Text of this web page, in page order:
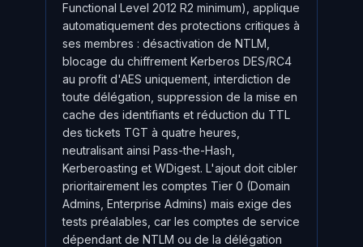
Functional Level 2012 R2 minimum), applique
automatiquement des protections critiques à
ses membres : désactivation de NTLM,
blocage du chiffrement Kerberos DES/RC4
au profit d'AES uniquement, interdiction de
toute délégation, suppression de la mise en
cache des identifiants et réduction du TTL
des tickets TGT à quatre heures,
neutralisant ainsi Pass-the-Hash,
Kerberoasting et WDigest. L'ajout doit cibler
prioritairement les comptes Tier 0 (Domain
Admins, Enterprise Admins) mais exige des
tests préalables, car les comptes de service
dépendant de NTLM ou de la délégation